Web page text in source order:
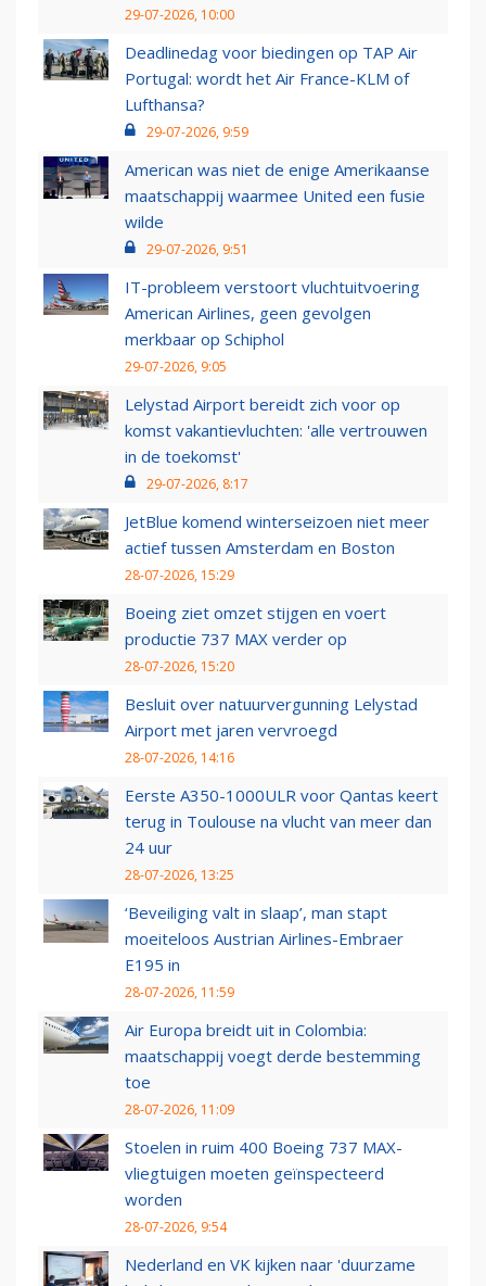
29-07-2026, 10:00
Deadlinedag voor biedingen op TAP Air
Portugal: wordt het Air France-KLM of
Lufthansa?
29-07-2026, 9:59
American was niet de enige Amerikaanse
maatschappij waarmee United een fusie
wilde
29-07-2026, 9:51
IT-probleem verstoort vluchtuitvoering
American Airlines, geen gevolgen
merkbaar op Schiphol
29-07-2026, 9:05
Lelystad Airport bereidt zich voor op
komst vakantievluchten: 'alle vertrouwen
in de toekomst'
29-07-2026, 8:17
JetBlue komend winterseizoen niet meer
actief tussen Amsterdam en Boston
28-07-2026, 15:29
Boeing ziet omzet stijgen en voert
productie 737 MAX verder op
28-07-2026, 15:20
Besluit over natuurvergunning Lelystad
Airport met jaren vervroegd
28-07-2026, 14:16
Eerste A350-1000ULR voor Qantas keert
terug in Toulouse na vlucht van meer dan
24 uur
28-07-2026, 13:25
‘Beveiliging valt in slaap’, man stapt
moeiteloos Austrian Airlines-Embraer
E195 in
28-07-2026, 11:59
Air Europa breidt uit in Colombia:
maatschappij voegt derde bestemming
toe
28-07-2026, 11:09
Stoelen in ruim 400 Boeing 737 MAX-
vliegtuigen moeten geïnspecteerd
worden
28-07-2026, 9:54
Nederland en VK kijken naar 'duurzame